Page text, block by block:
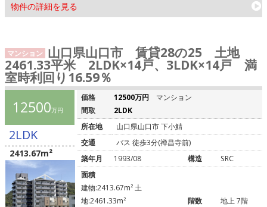
物件の詳細を見る
マンション 山口県山口市 賃貸28の25 土地
2461.33平米 2LDK×14戸、3LDK×14戸 満
室時利回り16.59％
12500万円
2LDK
2413.67m²
価格 12500万円
マンション
間取
2LDK
所在地
山口県山口市 下小鯖
交通
バス 徒歩3分(禅昌寺前)
築年月
1993/08 構造
SRC
面積
建物:2413.67m² 土
地:2461.33m²
階数
地上 7階